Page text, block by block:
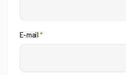
E-mail*